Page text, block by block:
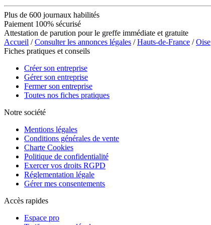
Plus de 600 journaux habilités
Paiement 100% sécurisé
Attestation de parution pour le greffe immédiate et gratuite
Accueil /Consulter les annonces légales /Hauts-de-France /Oise
Fiches pratiques et conseils
Créer son entreprise
Gérer son entreprise
Fermer son entreprise
Toutes nos fiches pratiques
Notre société
Mentions légales
Conditions générales de vente
Charte Cookies
Politique de confidentialité
Exercer vos droits RGPD
Réglementation légale
Gérer mes consentements
Accès rapides
Espace pro